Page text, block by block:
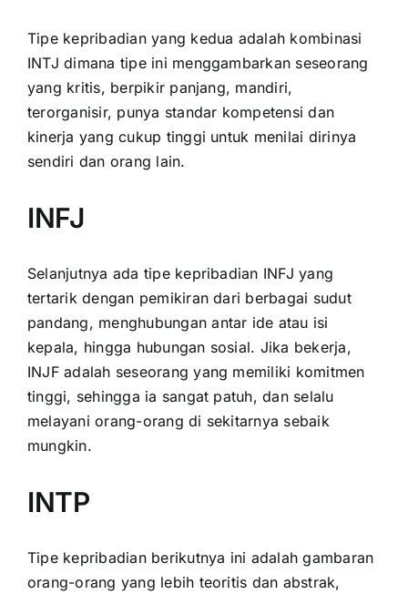
Tipe kepribadian yang kedua adalah kombinasi
INTJ dimana tipe ini menggambarkan seseorang
yang kritis, berpikir panjang, mandiri,
terorganisir, punya standar kompetensi dan
kinerja yang cukup tinggi untuk menilai dirinya
sendiri dan orang lain.
INFJ
Selanjutnya ada tipe kepribadian INFJ yang
tertarik dengan pemikiran dari berbagai sudut
pandang, menghubungan antar ide atau isi
kepala, hingga hubungan sosial. Jika bekerja,
INJF adalah seseorang yang memiliki komitmen
tinggi, sehingga ia sangat patuh, dan selalu
melayani orang-orang di sekitarnya sebaik
mungkin.
INTP
Tipe kepribadian berikutnya ini adalah gambaran
orang-orang yang lebih teoritis dan abstrak,